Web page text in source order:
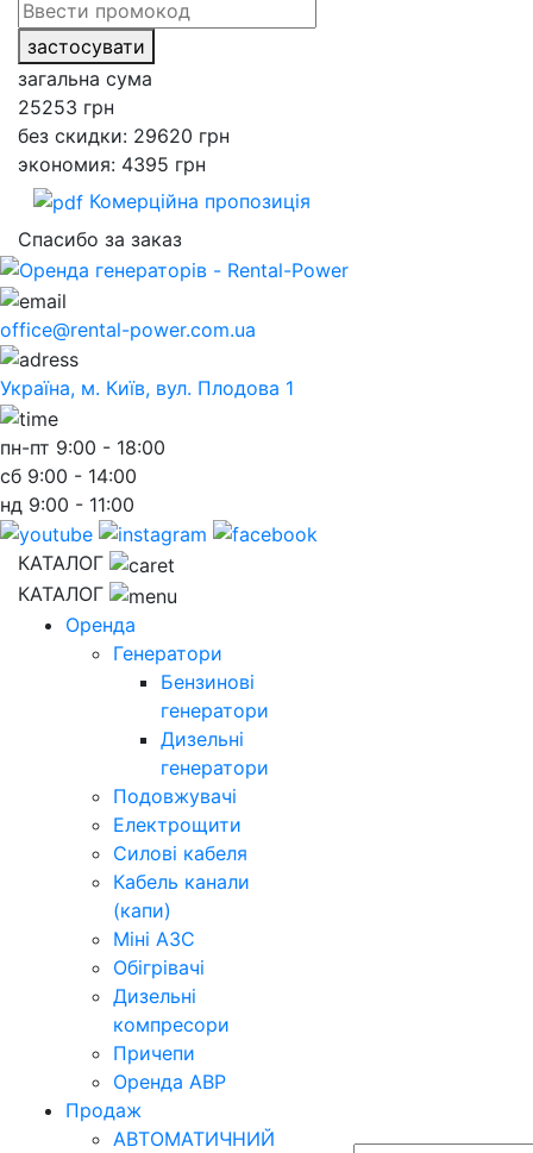
застосувати
загальна сума
25253 грн
без скидки: 29620 грн
экономия: 4395 грн
Комерційна пропозиція
Спасибо за заказ
office@rental-power.com.ua
Україна, м. Київ, вул. Плодова 1
пн-пт 9:00 - 18:00
сб 9:00 - 14:00
нд 9:00 - 11:00
КАТАЛОГ
КАТАЛОГ
Оренда
Генератори
Бензинові
генератори
Дизельні
генератори
Подовжувачі
Електрощити
Силові кабеля
Кабель канали
(капи)
Міні АЗС
Обігрівачі
Дизельні
компресори
Причепи
Оренда АВР
Продаж
АВТОМАТИЧНИЙ